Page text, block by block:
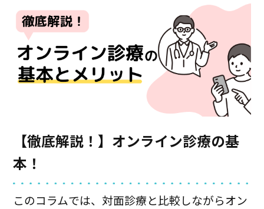
【徹底解説！】オンライン診療の基
本！
このコラムでは、対面診療と比較しながらオン